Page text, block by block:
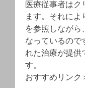
医療従事者はク
ます。それに
を参照しなが
なっているので
れた治療が提供
す。
おすすめリンク